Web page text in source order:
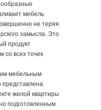
мебель
не теряя
замысла. Это
продукт
со всех точек
мебельным
представлена
жилой квартиры
подготовленным